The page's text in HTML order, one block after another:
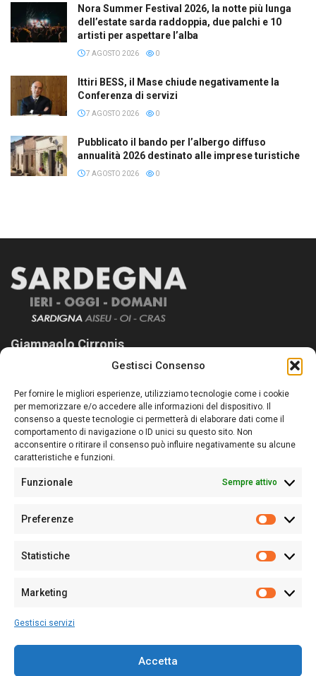
Gestisci Consenso
Per fornire le migliori esperienze, utilizziamo tecnologie come i cookie
per memorizzare e/o accedere alle informazioni del dispositivo. Il
consenso a queste tecnologie ci permetterà di elaborare dati come il
comportamento di navigazione o ID unici su questo sito. Non
acconsentire o ritirare il consenso può influire negativamente su alcune
caratteristiche e funzioni.
Funzionale Sempre attivo
Preferenze
Statistiche
Marketing
Gestisci servizi
Accetta
Nora Summer Festival 2026, la notte più lunga
dell’estate sarda raddoppia, due palchi e 10
artisti per aspettare l’alba
7 AGOSTO 2026 0
Ittiri BESS, il Mase chiude negativamente la
Conferenza di servizi
7 AGOSTO 2026 0
Pubblicato il bando per l’albergo diffuso
annualità 2026 destinato alle imprese turistiche
7 AGOSTO 2026 0
Giampaolo Cirronis
Sardegna Ieri-Oggi-Domani nasce per informare “liberamente” i
nostro passato e, soprattutto, al nostro futuro
Follow Us
Sede:Via Cristoforo Colombo 09013 Carbonia
Partita IVA02270380922
128/2020 del 10/02/2020
Per la Pubblicità: